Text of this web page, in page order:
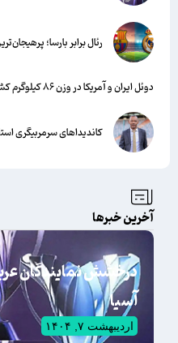
رئال برابر بارسا؛
دوئل ایران و آمریکا در وزن ۸۶ کیلوگرم کشتی آزاد
کاندیداهای سرمربیگری
آخرین خبرها
درخشش نمایندگان
آسیا
اردیبهشت ۷, ۱۴۰۴